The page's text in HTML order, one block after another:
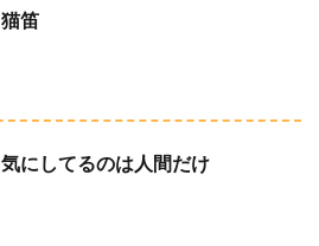
猫笛
気にしてるのは人間だけ